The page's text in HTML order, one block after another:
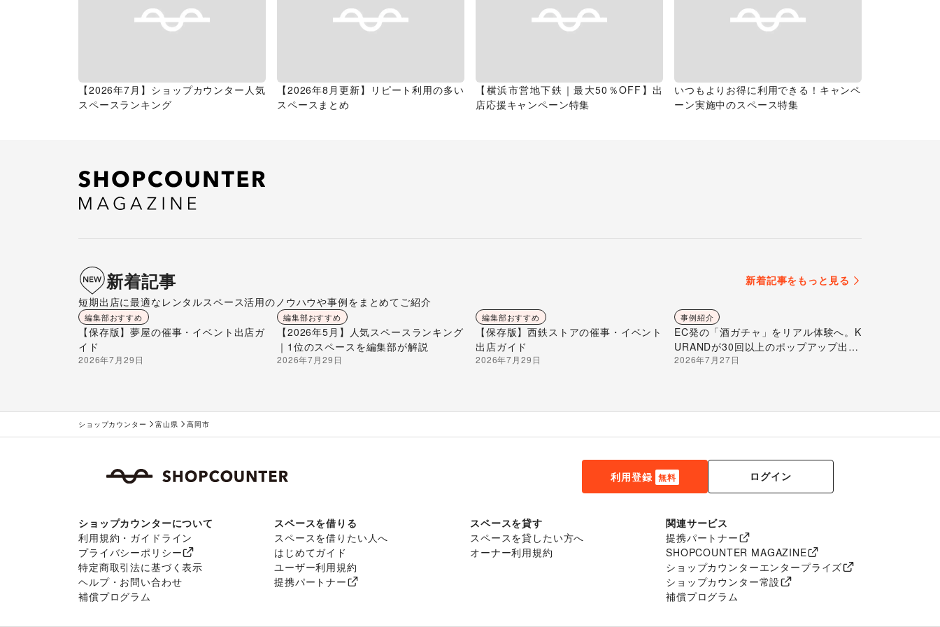
【2026年7月】ショップカウンター人気
スペースランキング
【2026年8月更新】リピート利用の多い
スペースまとめ
【横浜市営地下鉄｜最大50％OFF】出
店応援キャンペーン特集
いつもよりお得に利用できる！キャンペ
ーン実施中のスペース特集
新着記事
新着記事をもっと見る
短期出店に最適なレンタルスペース活用のノウハウや事例をまとめてご紹介
編集部おすすめ
【保存版】夢屋の催事・イベント出店ガ
イド
2026年7月29日
編集部おすすめ
【2026年5月】人気スペースランキング
｜1位のスペースを編集部が解説
2026年7月29日
編集部おすすめ
【保存版】西鉄ストアの催事・イベント
出店ガイド
2026年7月29日
事例紹介
EC発の「酒ガチャ」をリアル体験へ。K
URANDが30回以上のポップアップ出店
で届ける“新しいお酒との出会い”
2026年7月27日
ショップカウンター 富山県 高岡市
利用登録 無料 ログイン
ショップカウンターについて
利用規約・ガイドライン
プライバシーポリシー
特定商取引法に基づく表示
ヘルプ・お問い合わせ
補償プログラム
スペースを借りる
スペースを借りたい人へ
はじめてガイド
ユーザー利用規約
提携パートナー
スペースを貸す
スペースを貸したい方へ
オーナー利用規約
関連サービス
提携パートナー
SHOPCOUNTER MAGAZINE
ショップカウンターエンタープライズ
ショップカウンター常設
補償プログラム